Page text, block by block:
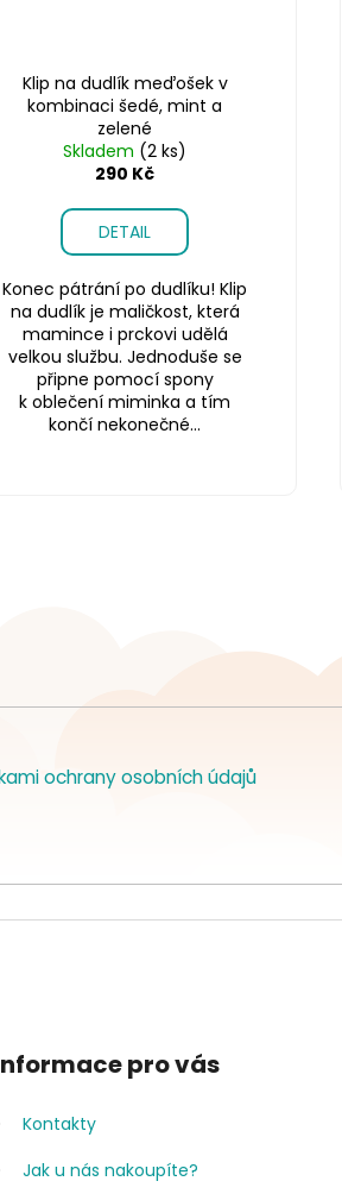
Klip na dudlík meďošek v
kombinaci šedé, mint a
zelené
Skladem (2 ks)
290 Kč
DETAIL
Konec pátrání po dudlíku! Klip
na dudlík je maličkost, která
mamince i prckovi udělá
velkou službu. Jednoduše se
připne pomocí spony
k oblečení miminka a tím
končí nekonečné...
ochrany osobních údajů
pro vás
Kontakty
Jak u nás nakoupíte?